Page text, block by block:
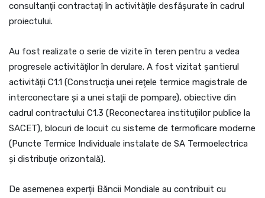
consultanţii contractaţi în activităţile desfăşurate în cadrul
proiectului.
Au fost realizate o serie de vizite în teren pentru a vedea
progresele activităţilor în derulare. A fost vizitat şantierul
activităţii C1.1 (Construcţia unei reţele termice magistrale de
interconectare şi a unei staţii de pompare), obiective din
cadrul contractului C1.3 (Reconectarea instituţiilor publice la
SACET), blocuri de locuit cu sisteme de termoficare moderne
(Puncte Termice Individuale instalate de SA Termoelectrica
şi distribuţie orizontală).
De asemenea experţii Băncii Mondiale au contribuit cu